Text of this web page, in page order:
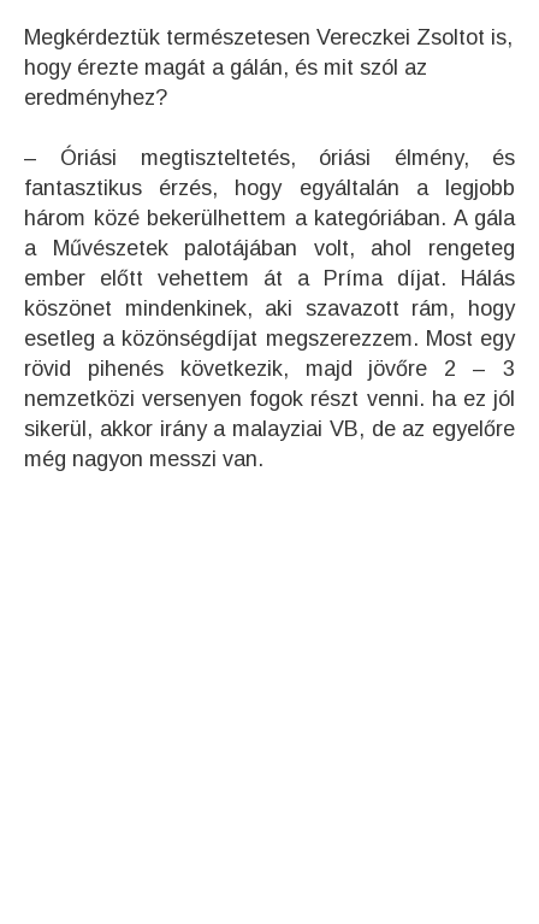
Megkérdeztük természetesen Vereczkei Zsoltot is,
hogy érezte magát a gálán, és mit szól az
eredményhez?
– Óriási megtiszteltetés, óriási élmény, és
fantasztikus érzés, hogy egyáltalán a legjobb
három közé bekerülhettem a kategóriában. A gála
a Művészetek palotájában volt, ahol rengeteg
ember előtt vehettem át a Príma díjat. Hálás
köszönet mindenkinek, aki szavazott rám, hogy
esetleg a közönségdíjat megszerezzem. Most egy
rövid pihenés következik, majd jövőre 2 – 3
nemzetközi versenyen fogok részt venni. ha ez jól
sikerül, akkor irány a malayziai VB, de az egyelőre
még nagyon messzi van.